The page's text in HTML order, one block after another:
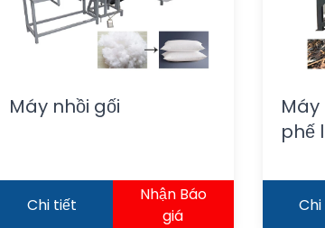
Máy nhồi gối
Chi tiết
Nhận Báo
giá
Máy
phế